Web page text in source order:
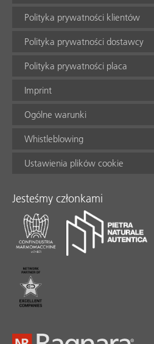
Polityka prywatności klientów
Polityka prywatności dostawcy
Polityka prywatności placa
Imprint
Ogólne warunki
Whistleblowing
Ustawienia plików cookie
Jesteśmy członkami